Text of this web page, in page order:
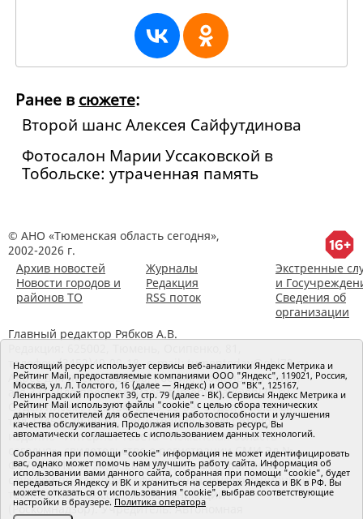
Ранее в сюжете:
Второй шанс Алексея Сайфутдинова
Фотосалон Марии Уссаковской в
Тобольске: утраченная память
© АНО «Тюменская область сегодня»,
2002-2026 г.
Архив новостей
Новости городов и
районов ТО
Журналы
Редакция
RSS поток
Экстренные
и
Сведения об
организации
Главный редактор Рябков А.В.
телефон (3452)49-00-18, e-mail: tumentoday@obl72.ru
Адрес для писем: 625000, Россия, Тюмень, Почтамт,
а/я 371. Для пресс-релизов: tumentoday@obl72.ru.
Отдел писем: тел. (3452) 39-90-59. Отдел рекламы:
тел. (3452) 39-90-51. Регистрация СМИ: Сетевое
издание «Интернет-газета «Тюменская область
сегодня», свидетельство о регистрации СМИ Эл №
ФС77-64918 от 24.02.2016 выдано Федеральной
службой по надзору в сфере связи, информационных
технологий и массовых коммуникаций
(Роскомнадзор). Учредитель: Автономная
Настоящий ресурс использует сервисы веб-аналитики Яндекс Метрика и
Рейтинг Mail, предоставляемые компаниями ООО "Яндекс", 119021, Россия,
Москва, ул. Л. Толстого, 16 (далее — Яндекс) и ООО "ВК", 125167,
Ленинградский проспект 39, стр. 79 (далее - ВК). Сервисы Яндекс Метрика и
Рейтинг Mail используют файлы "cookie" с целью сбора технических
данных посетителей для обеспечения работоспособности и улучшения
качества обслуживания. Продолжая использовать ресурс, Вы
автоматически соглашаетесь с использованием данных технологий.
Собранная при помощи "cookie" информация не может идентифицировать
вас, однако может помочь нам улучшить работу сайта. Информация об
использовании вами данного сайта, собранная при помощи "cookie", будет
передаваться Яндексу и ВК и храниться на серверах Яндекса и ВК в РФ. Вы
можете отказаться от использования "cookie", выбрав соответствующие
настройки в браузере. Политика оператора